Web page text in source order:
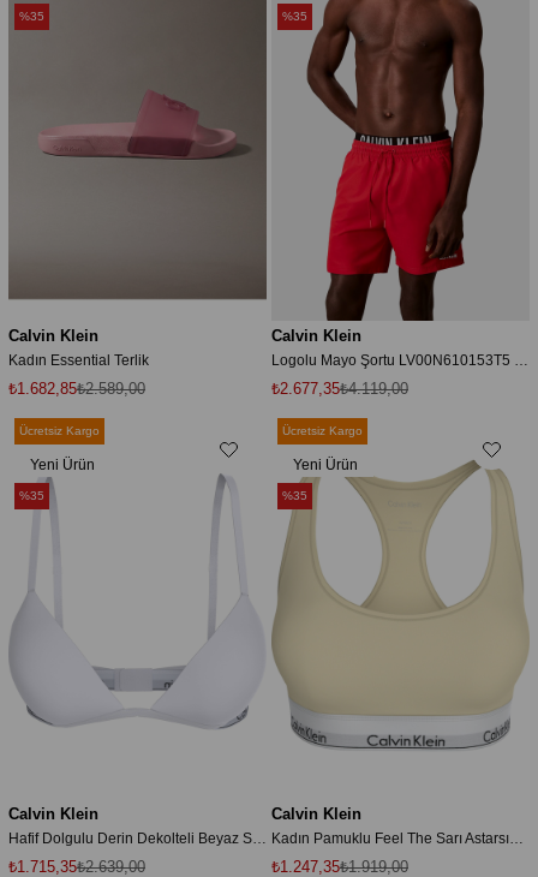
Calvin Klein
Kadın Essential Terlik
₺1.682,85₺2.589,00
%35
Calvin Klein
₺2.677,35₺4.119,00
%35
Calvin Klein
Hafif Dolgulu Derin Dekolteli Beyaz Sütyen
₺1.715,35₺2.639,00
Ücretsiz Kargo
Yeni Ürün
%35
Calvin Klein
Kadın Pamuklu Feel The Sarı Astarsız Bralet
₺1.247,35₺1.919,00
Ücretsiz Kargo
Yeni Ürün
%35